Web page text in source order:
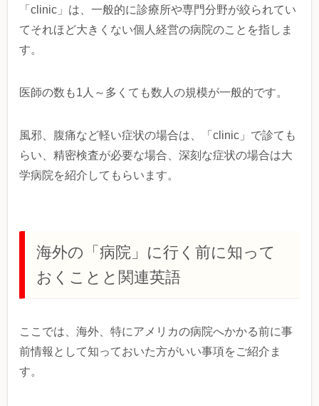
「clinic」は、一般的に診療所や専門分野が絞られてい
てそれほど大きくない個人経営の病院のことを指しま
す。
医師の数も1人～多くても数人の規模が一般的です。
風邪、腹痛など軽い症状の場合は、「clinic」で診ても
らい、精密検査が必要な場合、深刻な症状の場合は大
学病院を紹介してもらいます。
海外の「病院」に行く前に知って
おくことと関連英語
ここでは、海外、特にアメリカの病院へかかる前に事
前情報として知っておいた方がいい事項をご紹介ま
す。